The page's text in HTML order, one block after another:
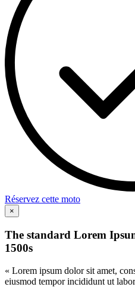
Réservez cette moto
×
The standard Lorem
1500s
« Lorem ipsum dolor sit amet,
eiusmod tempor incididunt ut